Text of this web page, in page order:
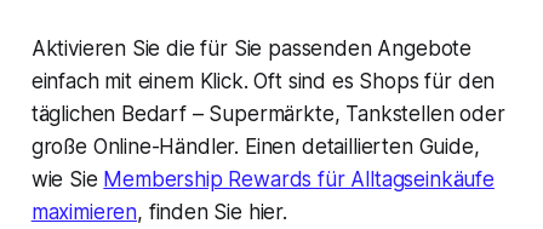
Aktivieren Sie die für Sie passenden Angebote
einfach mit einem Klick. Oft sind es Shops für den
täglichen Bedarf – Supermärkte, Tankstellen oder
große Online-Händler. Einen detaillierten Guide,
wie Sie Membership Rewards für Alltagseinkäufe
maximieren, finden Sie hier.